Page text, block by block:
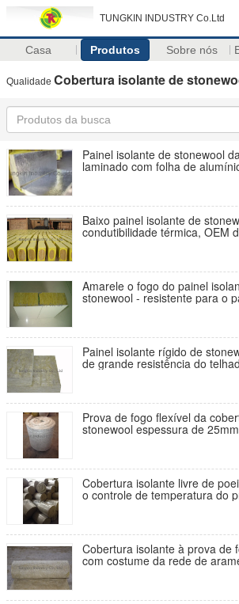
TUNGKIN INDUSTRY Co.Ltd
Casa Produtos Sobre nós
Qualidade Cobertura isolante de
Painel isolante de stonewool
laminado com folha de
Baixo painel isolante de
condutibilidade térmica, OEM
Amarele o fogo do painel
stonewool - resistente para o
Painel isolante rígido de
de grande resistência do
Prova de fogo flexível da
stonewool espessura de
Cobertura isolante livre de
o controle de temperatura do
Cobertura isolante à prova de
com costume da rede de